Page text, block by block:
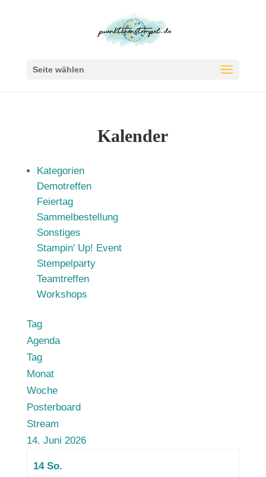
Seite wählen
Kalender
Kategorien
Demotreffen
Feiertag
Sammelbestellung
Sonstiges
Stampin' Up! Event
Stempelparty
Teamtreffen
Workshops
Tag
Agenda
Tag
Monat
Woche
Posterboard
Stream
14. Juni 2026
14 So.